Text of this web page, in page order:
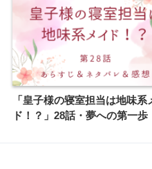
「皇子様の寝室担当は地味系
ド！？」28話・夢への第一歩